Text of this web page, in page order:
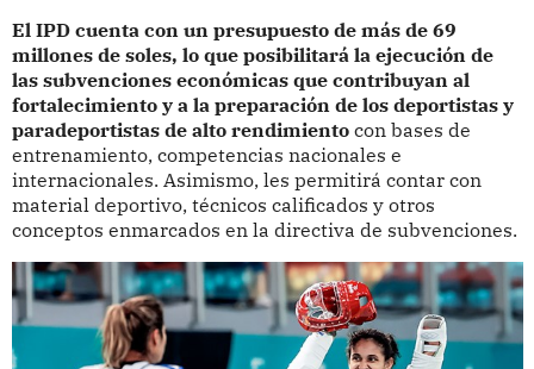
El IPD cuenta con un presupuesto de más de 69
millones de soles, lo que posibilitará la ejecución de
las subvenciones económicas que contribuyan al
fortalecimiento y a la preparación de los deportistas y
paradeportistas de alto rendimientocon bases de
entrenamiento, competencias nacionales e
internacionales. Asimismo, les permitirá contar con
material deportivo, técnicos calificados y otros
conceptos enmarcados en la directiva de subvenciones.